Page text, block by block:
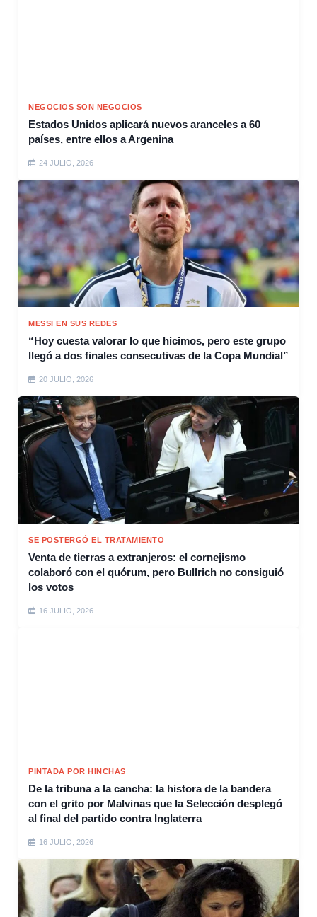
NEGOCIOS SON NEGOCIOS
Estados Unidos aplicará nuevos aranceles a 60
países, entre ellos a Argenina
24 JULIO, 2026
MESSI EN SUS REDES
“Hoy cuesta valorar lo que hicimos, pero este grupo
llegó a dos finales consecutivas de la Copa Mundial”
20 JULIO, 2026
SE POSTERGÓ EL TRATAMIENTO
Venta de tierras a extranjeros: el cornejismo
colaboró con el quórum, pero Bullrich no consiguió
los votos
16 JULIO, 2026
PINTADA POR HINCHAS
De la tribuna a la cancha: la histora de la bandera
con el grito por Malvinas que la Selección desplegó
al final del partido contra Inglaterra
16 JULIO, 2026